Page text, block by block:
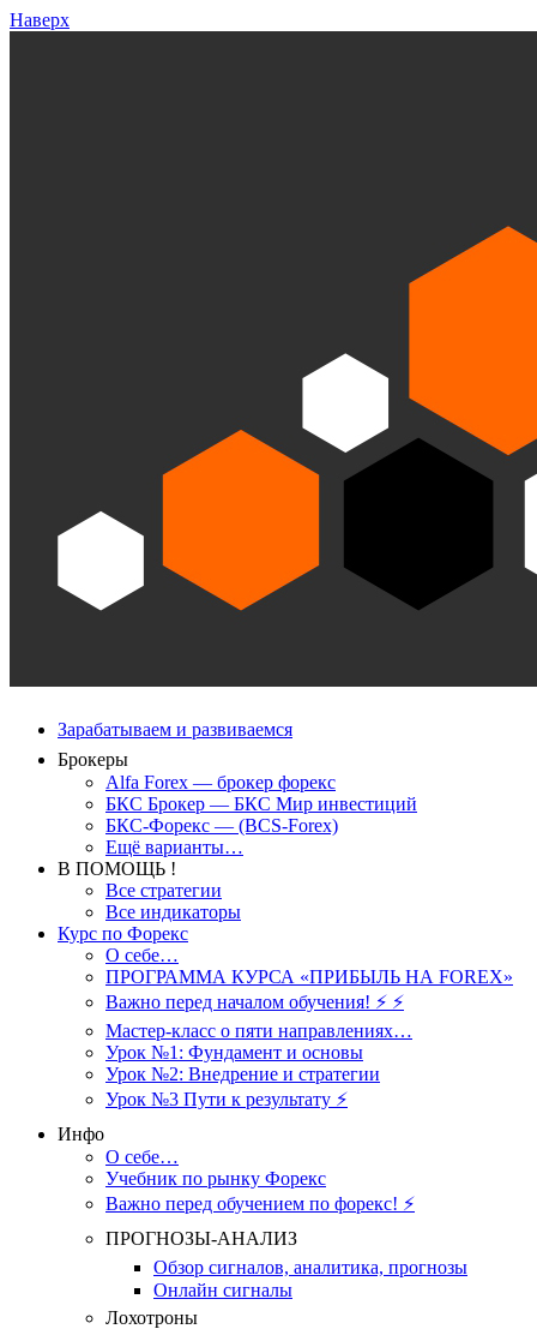
Наверх
Зарабатываем и развиваемся
Брокеры
Alfa Forex — брокер форекс
БКС Брокер — БКС Мир инвестиций
БКС-Форекс — (BCS-Forex)
Ещё варианты…
В ПОМОЩЬ !
Все стратегии
Все индикаторы
Курс по Форекс
О себе…
ПРОГРАММА КУРСА «ПРИБЫЛЬ НА FOREX»
Важно перед началом обучения! ⚡ ⚡
Мастер-класс о пяти направлениях…
Урок №1: Фундамент и основы
Урок №2: Внедрение и стратегии
Урок №3 Пути к результату ⚡️
Инфо
О себе…
Учебник по рынку Форекс
Важно перед обучением по форекс! ⚡
ПРОГНОЗЫ-АНАЛИЗ
Обзор сигналов, аналитика, прогнозы
Онлайн сигналы
Лохотроны